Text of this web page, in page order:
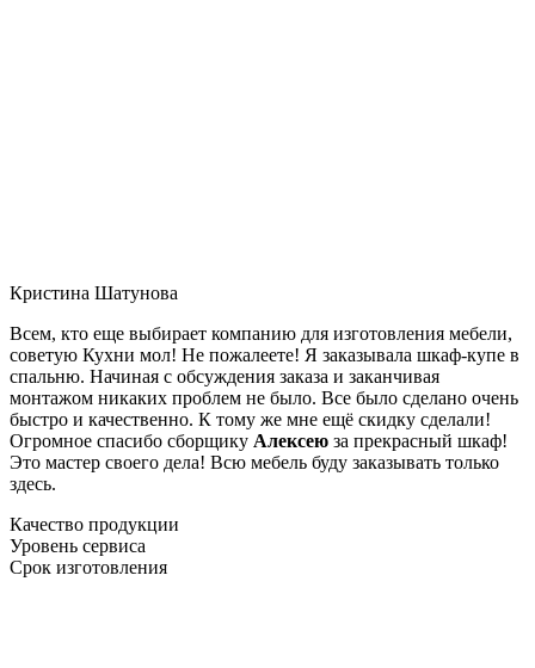
Кристина Шатунова
Всем, кто еще выбирает компанию для изготовления мебели,
советую Кухни мол! Не пожалеете! Я заказывала шкаф-купе в
спальню. Начиная с обсуждения заказа и заканчивая
монтажом никаких проблем не было. Все было сделано очень
быстро и качественно. К тому же мне ещё скидку сделали!
Огромное спасибо сборщику Алексею за прекрасный шкаф!
Это мастер своего дела! Всю мебель буду заказывать только
здесь.
Качество продукции
Уровень сервиса
Срок изготовления